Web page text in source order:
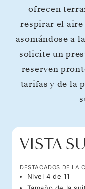
ofrecen
respirar el
asomándose a
solicite un
reserven
tarifas y de la
VISTA
DESTACADOS DE LA
Nivel 4 de 11